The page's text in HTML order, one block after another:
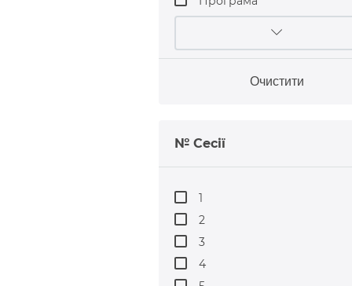
Очистити
№ Сесії
1
2
3
4